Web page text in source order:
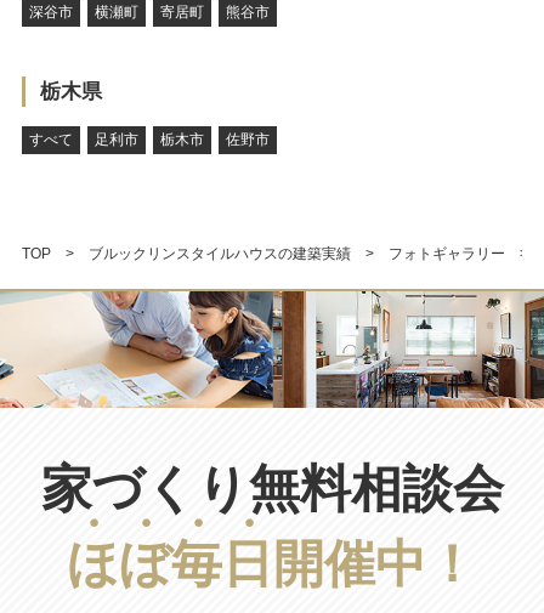
深谷市 横瀬町 寄居町 熊谷市
栃木県
すべて 足利市 栃木市 佐野市
TOP ブルックリンスタイルハウスの建築実績 フォトギャラリー
家づくり無料相談会
ほぼ毎 日 開催中！